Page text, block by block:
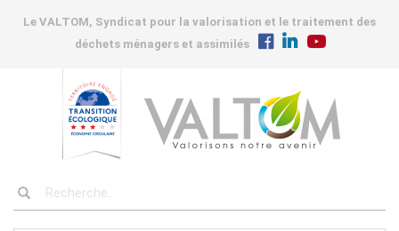
Le VALTOM, Syndicat pour la valorisation et le traitement des
déchets ménagers et assimilés